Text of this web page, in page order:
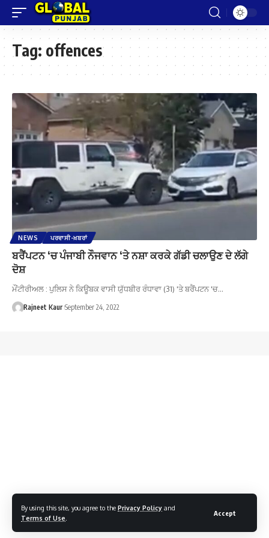
By using this site, you agree to the Privacy Policy and
Terms of Use
Accept
Tag: offences
NEWS ਪਰਵਾਸੀ-ਖ਼ਬਰਾਂ
ਬਰੈਂਪਟਨ ‘ਚ ਪੰਜਾਬੀ ਨੌਜਵਾਨ ‘ਤੇ ਨਸ਼ਾ ਕਰਕੇ ਗੱਡੀ ਚਲਾਉਣ ਦੇ ਲੱਗੇ
ਦੋਸ਼
ਮੌਂਟੀਰੀਅਲ : ਪੁਲਿਸ ਨੇ ਕਿਊਬਕ ਵਾਸੀ ਯੁੱਧਬੀਰ ਰੰਧਾਵਾ (31) 'ਤੇ ਬਰੈਂਪਟਨ 'ਚ…
Rajneet Kaur September 24, 2022